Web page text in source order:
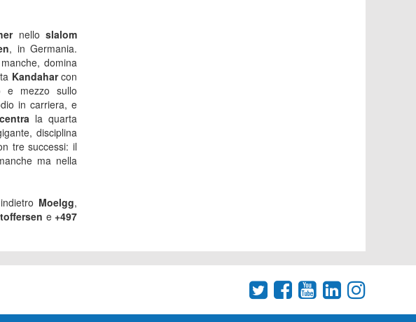
nelloslalom
, in Germania.
domina
Kandaharcon
e mezzo sullo
in carriera, e
la quarta
disciplina
tre successi: il
ma nella
Moelgg,
e+497